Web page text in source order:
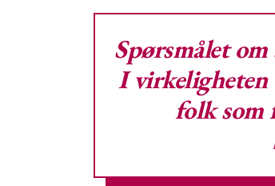
Spørsmålet om
I virkeligheten
folk som